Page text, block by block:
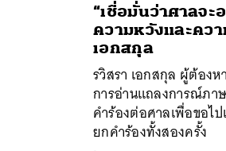
“เชื่อมั่นว่าศาลจะ
ความหวังและคว
เอกสกุล
รวิสรา เอกสกุล ผู้ต้องห
การอ่านแถลงการณ์ภา
คำร้องต่อศาลเพื่อขอไ
ยกคำร้องทั้งสองครั้ง